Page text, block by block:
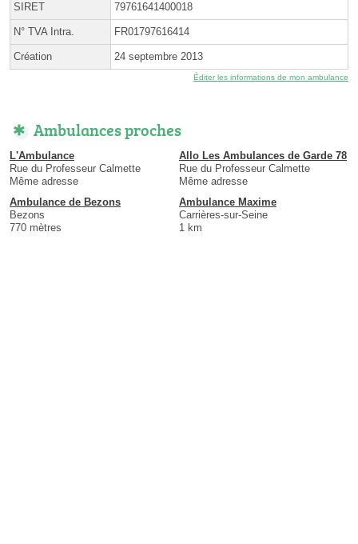
SIRET 79761641400018
N° TVA Intra. FR01797616414
Création 24 septembre 2013
Éditer les informations de mon ambulance
Ambulances proches
L'Ambulance
Rue du Professeur Calmette
Même adresse
Allo Les Ambulances de Garde 78
Rue du Professeur Calmette
Même adresse
Ambulance de Bezons
Bezons
770 mètres
Ambulance Maxime
Carrières-sur-Seine
1 km